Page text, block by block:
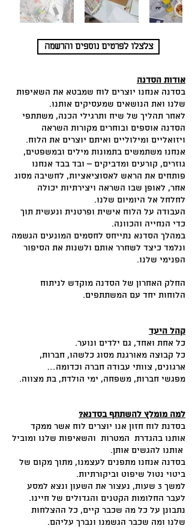
צלצלו לפרטים נוספים והרשמה
אודות הסדנה
בסדנה אנחנו יוצרים לוח שמבטא את השאיפות
שלנו ואת הנושאים שמעסיקים אותנו.
לאחר תהליך של שיח ותרגילי הכנה, משתתפי
הסדנה אוספים ובוחרים מקורות השראה
ויזואליים ומילוליים ואיתם יוצרים את הלוח.
אנחנו משתמשים בתמונות מילים ובמשפטים,
גוזרים, קורעים ומדביקים – ובד בבד אנחנו
פותחים את הראש לאסוציאציות, לחשיבה מסוג
אחר, לאופן שבו השראה ויצירתיות יכולה
לחלחל אל היומיום שלנו.
העבודה על הלוח אישית ופרטנית ונעשית תוך
כדי הנחייה והכוונה.
במהלך הסדנא נתייחס לחסמים המונעים הגשמה
ונלמד כיצד לשחרר אותם ולשנות את הסיפור
הפנימי שלנו.
החלק האחרון של הסדנה מוקדש לניתוח
הלוחות יחד עם המשתתפים.
קהל היעד
כל אחת ואחד, גם ילדים ונוער.
כל קבוצה מאורגנת מסוג כלשהו, חברות,
ארגונים, צוותי עבודה חברה וכדומה…
מפגשי חברות, משפחה, ימי הולדת, בת מצווה.
למה מומלץ להשתתף בסדנא?
בסדנת לוח חזון אנו יוצרים לוח אשר ממקד
אותנו בהגדרת המטרות והשאיפות שלנו ומוביל
אותנו להגשים אותן.
בסדנה אנחנו מתפנים לעצמנו, מתוך מקום של
ביטוי נטול שיפוט וביקורתיות.
למשך 3 שעות, נעצור את השעון ונצא למסע
לעבר החלומות הקטנים והגדולים של חיינו.
נתבונן על כל מה שכבר קיים, כל ההצלחות
שלנו ומה שכבר הגשמנו ונברך עליהם.